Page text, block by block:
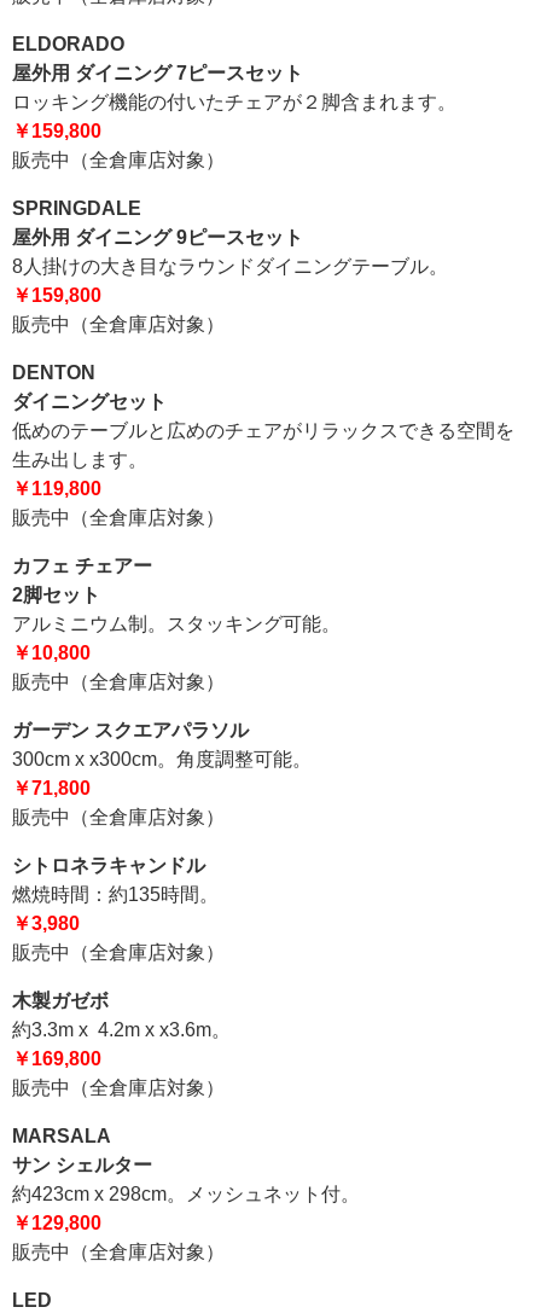
ELDORADO
屋外用 ダイニング 7ピースセット
ロッキング機能の付いたチェアが２脚含まれます。
￥159,800
販売中（全倉庫店対象）
SPRINGDALE
屋外用 ダイニング 9ピースセット
8人掛けの大き目なラウンドダイニングテーブル。
￥159,800
販売中（全倉庫店対象）
DENTON
ダイニングセット
低めのテーブルと広めのチェアがリラックスできる空間を
生み出します。
￥119,800
販売中（全倉庫店対象）
カフェ チェアー
2脚セット
アルミニウム制。スタッキング可能。
￥10,800
販売中（全倉庫店対象）
ガーデン スクエアパラソル
300cm x x300cm。角度調整可能。
￥71,800
販売中（全倉庫店対象）
シトロネラキャンドル
燃焼時間：約135時間。
￥3,980
販売中（全倉庫店対象）
木製ガゼボ
約3.3m x 4.2m x x3.6m。
￥169,800
販売中（全倉庫店対象）
MARSALA
サン シェルター
約423cm x 298cm。メッシュネット付。
￥129,800
販売中（全倉庫店対象）
LED